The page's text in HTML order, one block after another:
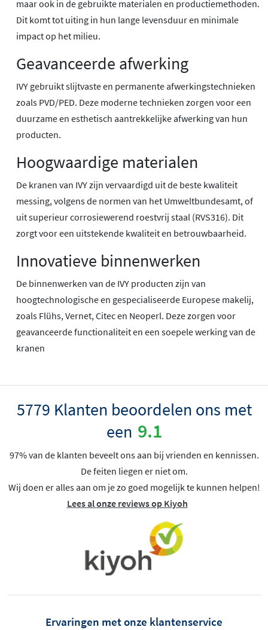
maar ook in de gebruikte materialen en productiemethoden.
Dit komt tot uiting in hun lange levensduur en minimale
impact op het milieu.
Geavanceerde afwerking
IVY gebruikt slijtvaste en permanente afwerkingstechnieken
zoals PVD/PED. Deze moderne technieken zorgen voor een
duurzame en esthetisch aantrekkelijke afwerking van hun
producten.
Hoogwaardige materialen
De kranen van IVY zijn vervaardigd uit de beste kwaliteit
messing, volgens de normen van het Umweltbundesamt, of
uit superieur corrosiewerend roestvrij staal (RVS316). Dit
zorgt voor een uitstekende kwaliteit en betrouwbaarheid.
Innovatieve binnenwerken
De binnenwerken van de IVY producten zijn van
hoogtechnologische en gespecialiseerde Europese makelij,
zoals Flühs, Vernet, Citec en Neoperl. Deze zorgen voor
geavanceerde functionaliteit en een soepele werking van de
kranen
5779 Klanten beoordelen ons met
een 9.1
97% van de klanten beveelt ons aan bij vrienden en kennissen.
De feiten liegen er niet om.
Wij doen er alles aan om je zo goed mogelijk te kunnen helpen!
Lees al onze reviews op Kiyoh
Ervaringen met onze klantenservice